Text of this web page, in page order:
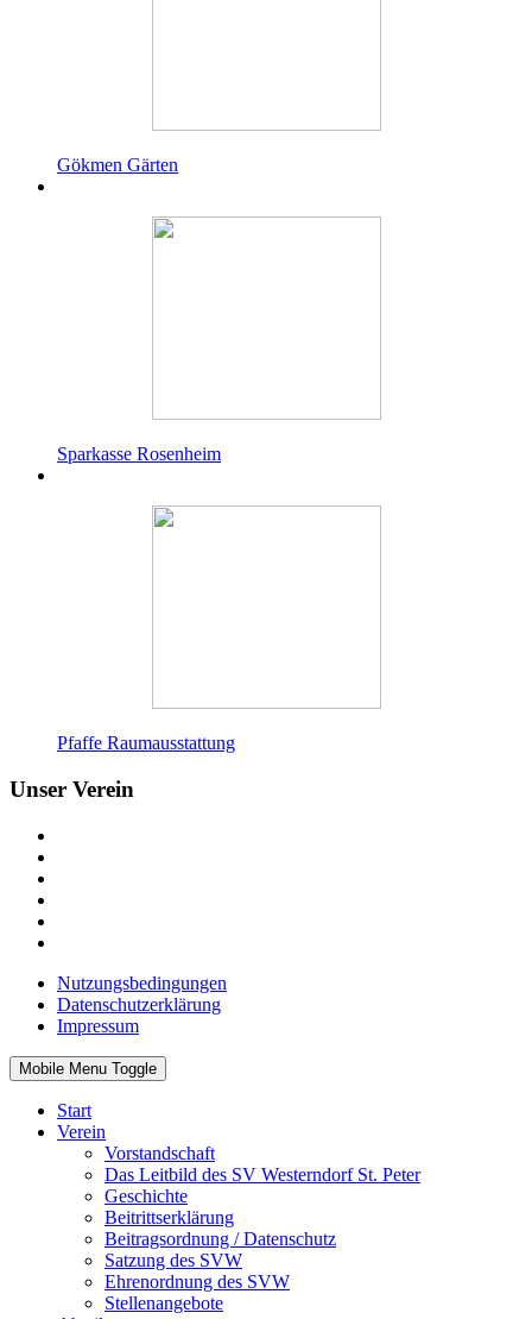
Gökmen Gärten
Sparkasse Rosenheim
Pfaffe Raumausstattung
Unser Verein
Nutzungsbedingungen
Datenschutzerklärung
Impressum
Mobile Menu Toggle
Start
Verein
Vorstandschaft
Das Leitbild des SV Westerndorf St. Peter
Geschichte
Beitrittserklärung
Beitragsordnung / Datenschutz
Satzung des SVW
Ehrenordnung des SVW
Stellenangebote